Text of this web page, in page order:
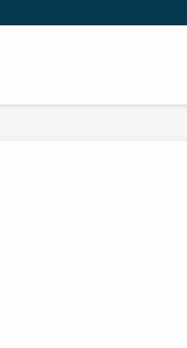
痩せることが出来るよう